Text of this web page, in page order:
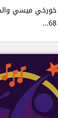
خورخي ميسي
68...